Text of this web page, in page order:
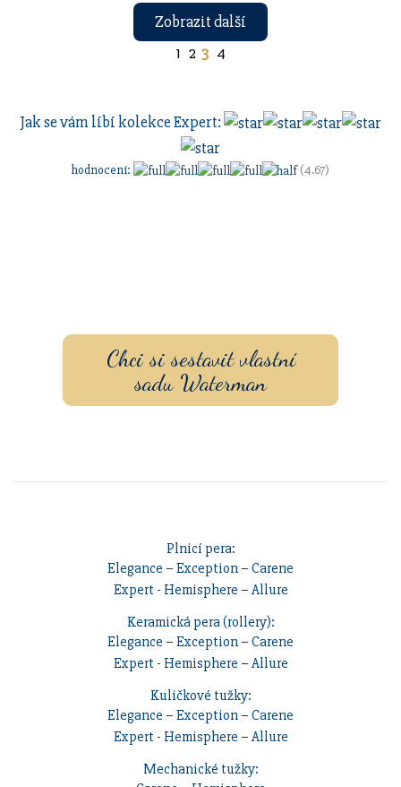
Zobrazit další
1 2 3 4
Jak se vám líbí kolekceExpert:
hodnocení: (4.67)
Chci si sestavit vlastní
sadu Waterman
Plnicí pera:
Elegance – Exception – Carene
Expert - Hemisphere – Allure
Keramická pera (rollery):
Elegance – Exception – Carene
Expert - Hemisphere – Allure
Kuličkové tužky:
Elegance – Exception – Carene
Expert - Hemisphere – Allure
Mechanické tužky: